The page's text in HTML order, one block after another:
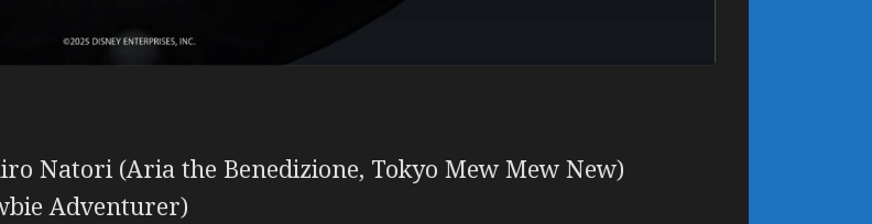
Natori (Aria the Benedizione, Tokyo Mew Mew New)
Adventurer)